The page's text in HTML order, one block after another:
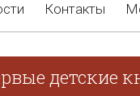
Контакты
детские